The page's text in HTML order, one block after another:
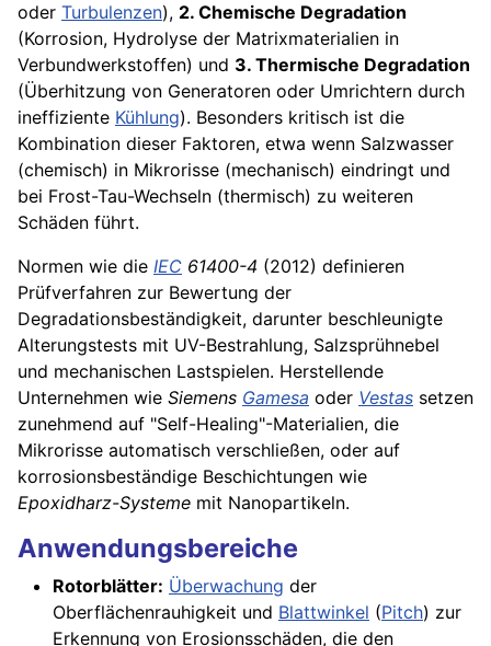
oder Turbulenzen), 2. Chemische Degradation
(Korrosion, Hydrolyse der Matrixmaterialien in
Verbundwerkstoffen) und 3. Thermische Degradation
(Überhitzung von Generatoren oder Umrichtern durch
ineffiziente Kühlung). Besonders kritisch ist die
Kombination dieser Faktoren, etwa wenn Salzwasser
(chemisch) in Mikrorisse (mechanisch) eindringt und
bei Frost-Tau-Wechseln (thermisch) zu weiteren
Schäden führt.
Normen wie die IEC 61400-4 (2012) definieren
Prüfverfahren zur Bewertung der
Degradationsbeständigkeit, darunter beschleunigte
Alterungstests mit UV-Bestrahlung, Salzsprühnebel
und mechanischen Lastspielen. Herstellende
Unternehmen wie Siemens Gamesa oder Vestas setzen
zunehmend auf "Self-Healing"-Materialien, die
Mikrorisse automatisch verschließen, oder auf
korrosionsbeständige Beschichtungen wie
Epoxidharz-Systeme mit Nanopartikeln.
Anwendungsbereiche
Rotorblätter: Überwachung der
Oberflächenrauhigkeit und Blattwinkel (Pitch) zur
Erkennung von Erosionsschäden, die den